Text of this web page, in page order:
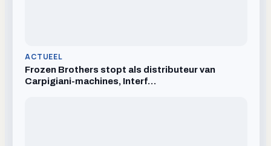
ACTUEEL
Frozen Brothers stopt als distributeur van
Carpigiani-machines, Interf…